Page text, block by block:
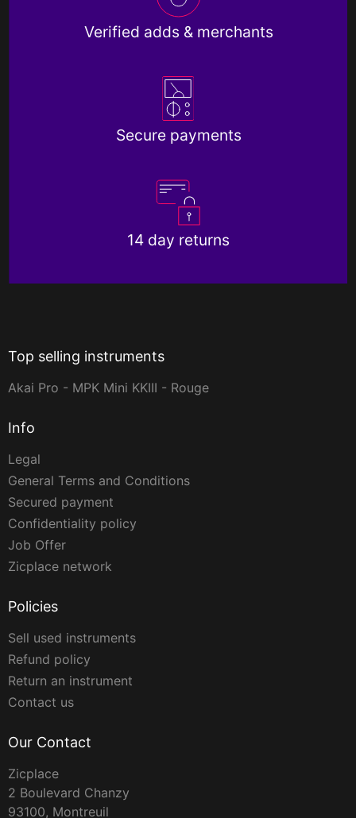
Verified adds & merchants
Secure payments
14 day returns
Top selling instruments
Akai Pro - MPK Mini KKIII - Rouge
Info
Legal
General Terms and Conditions
Secured payment
Confidentiality policy
Job Offer
Zicplace network
Policies
Sell used instruments
Refund policy
Return an instrument
Contact us
Our Contact
Zicplace
2 Boulevard Chanzy
93100, Montreuil